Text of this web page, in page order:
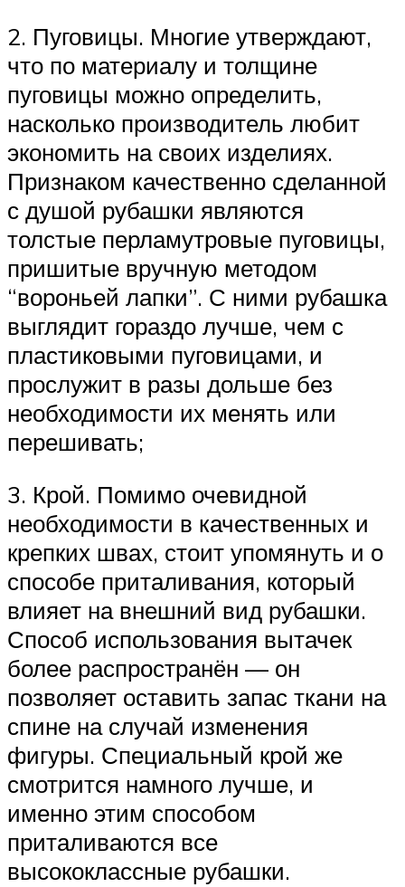
2. Пуговицы. Многие утверждают,
что по материалу и толщине
пуговицы можно определить,
насколько производитель любит
экономить на своих изделиях.
Признаком качественно сделанной
с душой рубашки являются
толстые перламутровые пуговицы,
пришитые вручную методом
“вороньей лапки”. С ними рубашка
выглядит гораздо лучше, чем с
пластиковыми пуговицами, и
прослужит в разы дольше без
необходимости их менять или
перешивать;
3. Крой. Помимо очевидной
необходимости в качественных и
крепких швах, стоит упомянуть и о
способе приталивания, который
влияет на внешний вид рубашки.
Способ использования вытачек
более распространён — он
позволяет оставить запас ткани на
спине на случай изменения
фигуры. Специальный крой же
смотрится намного лучше, и
именно этим способом
приталиваются все
высококлассные рубашки.